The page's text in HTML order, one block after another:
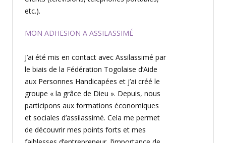
etc.).
MON ADHESION A ASSILASSIMÉ
J’ai été mis en contact avec Assilassimé par
le biais de la Fédération Togolaise d’Aide
aux Personnes Handicapées et j’ai créé le
groupe « la grâce de Dieu ». Depuis, nous
participons aux formations économiques
et sociales d’assilassimé. Cela me permet
de découvrir mes points forts et mes